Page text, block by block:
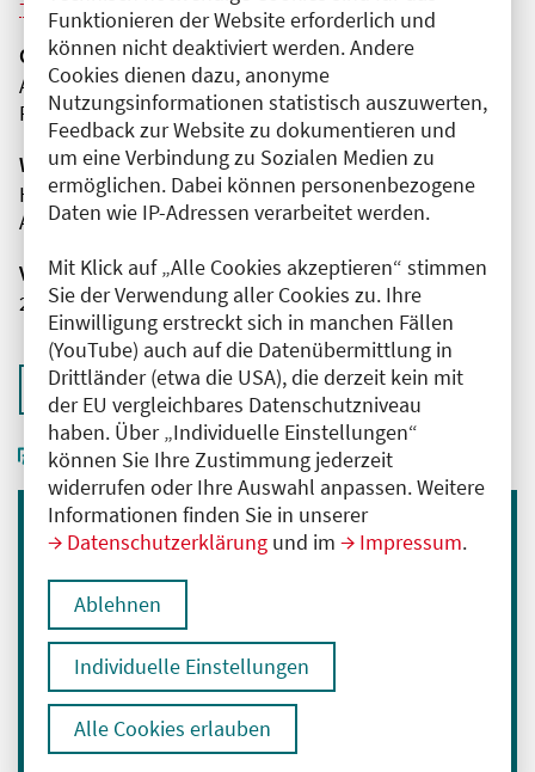
Funktionieren der Website erforderlich und
können nicht deaktiviert werden. Andere
Cookies dienen dazu, anonyme
Nutzungsinformationen statistisch auszuwerten,
Feedback zur Website zu dokumentieren und
um eine Verbindung zu Sozialen Medien zu
ermöglichen. Dabei können personenbezogene
Daten wie IP-Adressen verarbeitet werden.
Mit Klick auf „Alle Cookies akzeptieren“ stimmen
Sie der Verwendung aller Cookies zu. Ihre
Einwilligung erstreckt sich in manchen Fällen
(YouTube) auch auf die Datenübermittlung in
Drittländer (etwa die USA), die derzeit kein mit
der EU vergleichbares Datenschutzniveau
haben. Über „Individuelle Einstellungen“
können Sie Ihre Zustimmung jederzeit
widerrufen oder Ihre Auswahl anpassen. Weitere
Informationen finden Sie in unserer
Datenschutzerklärung und im Impressum.
Ablehnen
Individuelle Einstellungen
Alle Cookies erlauben
Organisator(en)
Alexianer St. Hedwig Kliniken Berlin GmbH
PUK der Charité im St. Hedwig-Krankenhaus
Wissenschaftliche Leitung
Herr Prof. Dr. med. Felix Bermpohl
Alexianer St. Hedwig Kliniken Berlin GmbH
Veranstaltungsnummer
2761102026034850021
Zurück zur Übersicht
Immer informiert bleiben
Melden Sie sich für unseren Newsletter an:
E-Mail-Adresse eingeben
Anmelden